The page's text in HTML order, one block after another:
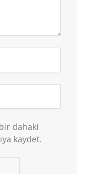
dahaki
kaydet.